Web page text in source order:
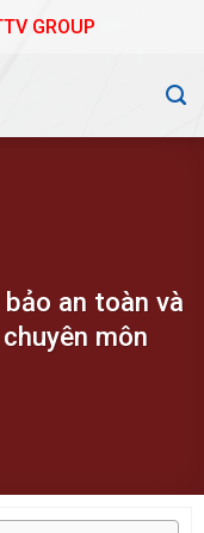
GROUP
an toàn và
môn